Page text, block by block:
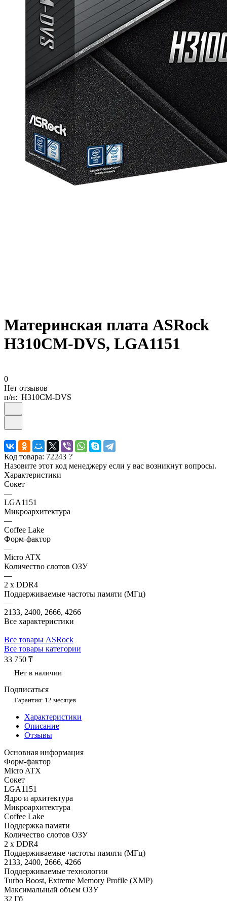
Материнская плата ASRock
H310CM-DVS, LGA1151
0
Нет отзывов
п/н: H310CM-DVS
Код товара: 72243 ?
Назовите этот код менеджеру если у вас возникнут вопросы.
Характеристики
Сокет
—
LGA1151
Микроархитектура
—
Coffee Lake
Форм-фактор
—
Micro ATX
Количество слотов ОЗУ
—
2 x DDR4
Поддерживаемые частоты памяти (МГц)
—
2133, 2400, 2666, 4266
Все характеристики
Все товары ASRock
Все товары категории
33 750 ₸
Нет в наличии
Подписаться
Гарантия: 12 месяцев
Характеристики
Описание
Отзывы
Основная информация
Форм-фактор
Micro ATX
Сокет
LGA1151
Ядро и архитектура
Микроархитектура
Coffee Lake
Поддержка памяти
Количество слотов ОЗУ
2 x DDR4
Поддерживаемые частоты памяти (МГц)
2133, 2400, 2666, 4266
Поддерживаемые технологии
Turbo Boost, Extreme Memory Profile (XMP)
Maксимальный объем ОЗУ
32 Гб